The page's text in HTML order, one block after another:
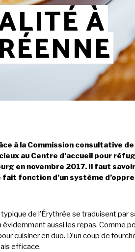
À
à la Commission consultative
au Centre d’accueil pour
en novembre 2017. Il faut
fonction d’un système
de l’Érythrée se traduisent par
aussi les repas. Comme
cuisiner en duo. D’un coup de
efficace.